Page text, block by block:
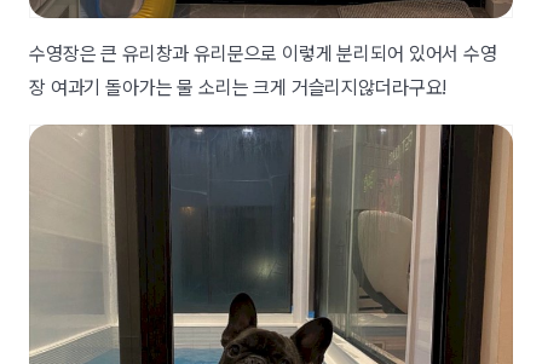
수영장은 큰 유리창과 유리문으로 이렇게 분리되어 있어서 수영
장 여과기 돌아가는 물 소리는 크게 거슬리지않더라구요!